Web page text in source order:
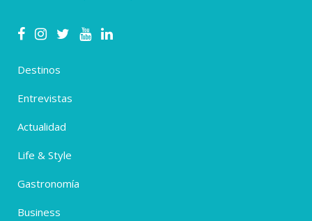
Destinos
Entrevistas
Actualidad
Life & Style
Gastronomía
Business